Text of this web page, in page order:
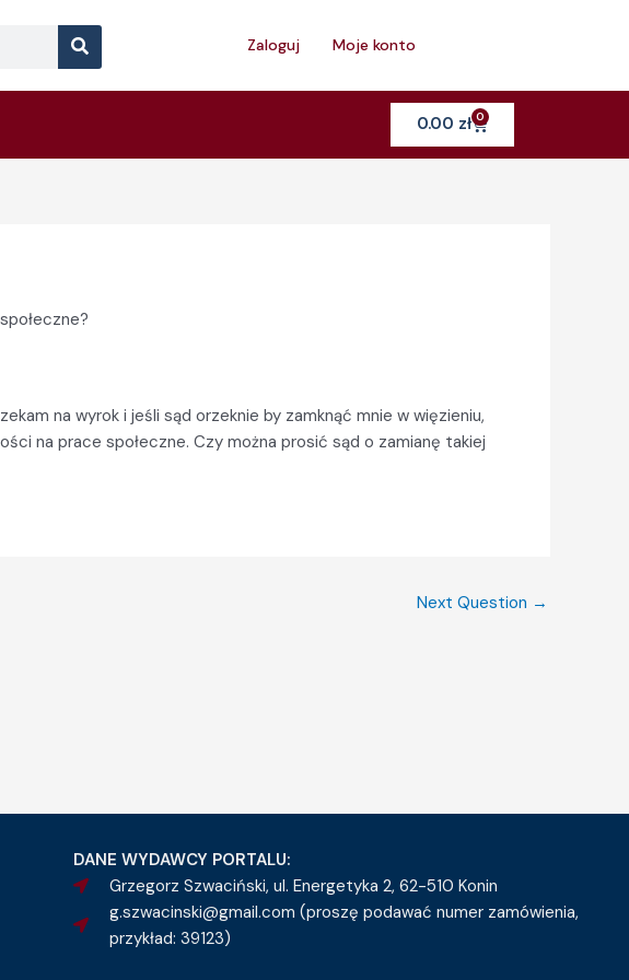
Search
Zaloguj Moje konto
0.00 zł 0Cart
na wyrok i jeśli sąd orzeknie by zamknąć mnie w więzieniu,
na prace społeczne. Czy można prosić sąd o zamianę takiej
Next Question →
DANE WYDAWCY PORTALU:
Grzegorz Szwaciński, ul. Energetyka 2, 62-510 Konin
g.szwacinski@gmail.com (proszę podawać numer zamówienia,
przykład: 39123)